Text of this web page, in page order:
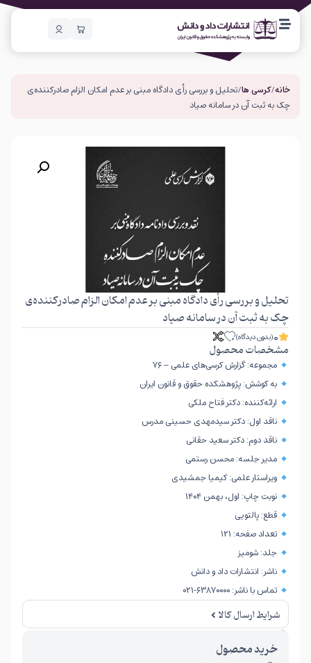
خانه/کرسی ها/ تحلیل و بررسی رأی دادگاه مبنی بر عدم امکان الزام صادرکننده‌ی
چک به ثبت آن در سامانه صیاد
تحلیل و بررسی رأی دادگاه مبنی بر عدم امکان الزام صادرکننده‌ی
چک به ثبت آن در سامانه صیاد
0(بدون دیدگاه)
مشخصات محصول
مجموعه: گزارش کرسی‌های علمی – ۷۶
به کوشش: پژوهشکده حقوق و قانون ایران
ارائه‌کننده: دکتر فتاح ملکی
ناقد اول: دکتر سیدمهدی حسینی مدرس
ناقد دوم: دکتر سعید حقانی
مدیر جلسه: محسن رستمی
ویراستار علمی: کیمیا جمشیدی
نوبت چاپ: اول، بهمن ۱۴۰۴
قطع: پالتویی
تعداد صفحه: ۱۲۱
جلد: شومیز
ناشر: انتشارات داد و دانش
تماس با ناشر: ۶۳۸۷۰۰۰۰-۰۲۱
شرایط ارسال کالا
خرید محصول